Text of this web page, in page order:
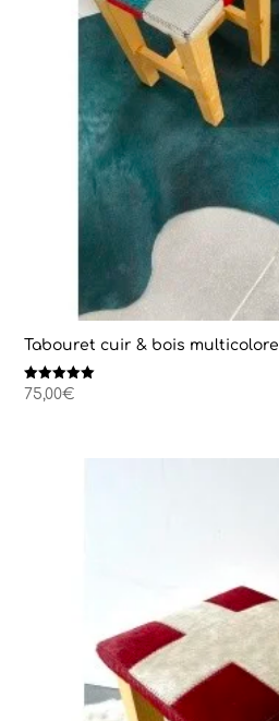
Tabouret cuir & bois multicolore
Note
5.00
75,00€